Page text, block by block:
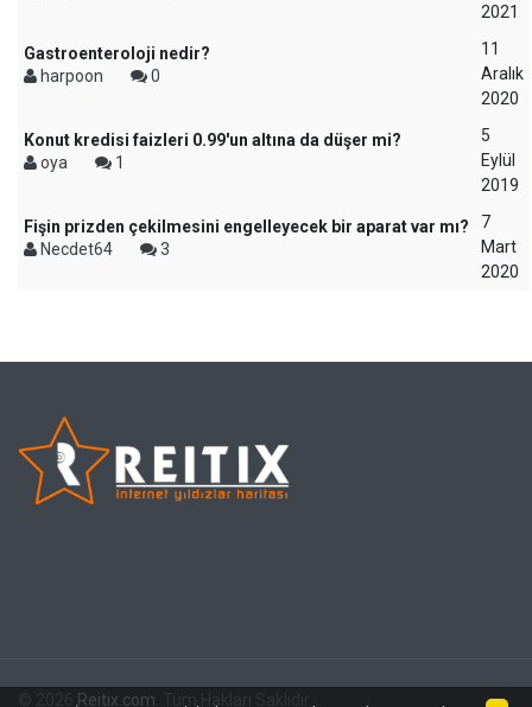
2021
Gastroenteroloji nedir?
harpoon
0
11
Aralık
2020
Konut kredisi faizleri 0.99'un altına da düşer mi?
oya
1
5
Eylül
2019
Fişin prizden çekilmesini engelleyecek bir aparat var mı?
Necdet64
3
7
Mart
2020
Reitix.com